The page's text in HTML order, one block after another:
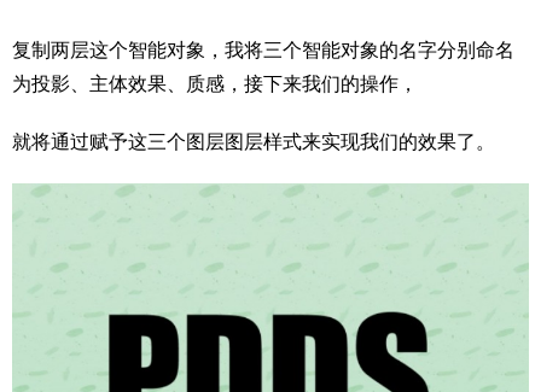
复制两层这个智能对象，我将三个智能对象的名字分别命名
为投影、主体效果、质感，接下来我们的操作，
就将通过赋予这三个图层图层样式来实现我们的效果了。